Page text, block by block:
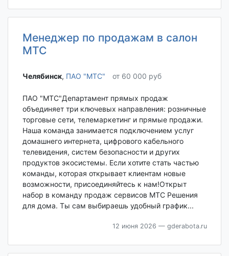
Менеджер по продажам в салон
МТС
Челябинск‎, ПАО "МТС" от 60 000 руб
ПАО "МТС"Департамент прямых продаж
объединяет три ключевых направления: розничные
торговые сети, телемаркетинг и прямые продажи.
Наша команда занимается подключением услуг
домашнего интернета, цифрового кабельного
телевидения, систем безопасности и других
продуктов экосистемы. Если хотите стать частью
команды, которая открывает клиентам новые
возможности, присоединяйтесь к нам!Открыт
набор в команду продаж сервисов МТС Решения
для дома. Ты сам выбираешь удобный график...
12 июня 2026 — gderabota.ru